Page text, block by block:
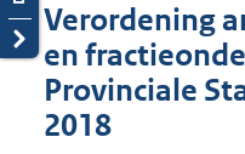
Verordening
en
Provinciale
2018